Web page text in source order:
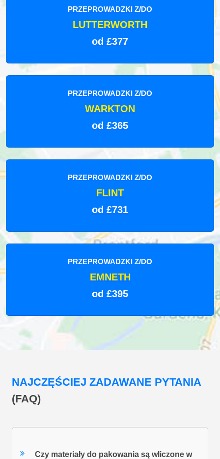
PRZEPROWADZKI Z/DO
LUTTERWORTH
od £377
PRZEPROWADZKI Z/DO
WARKTON
od £365
PRZEPROWADZKI Z/DO
FLINT
od £731
PRZEPROWADZKI Z/DO
EMNETH
od £395
NAJCZĘŚCIEJ ZADAWANE PYTANIA
(FAQ)
Czy materiały do pakowania są wliczone w